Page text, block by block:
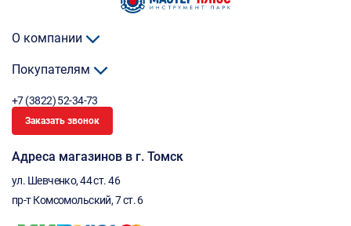
О компании
Покупателям
+7 (3822) 52-34-73
Заказать звонок
Адреса магазинов в г. Томск
ул. Шевченко, 44 ст. 46
пр-т Комсомольский, 7 ст. 6